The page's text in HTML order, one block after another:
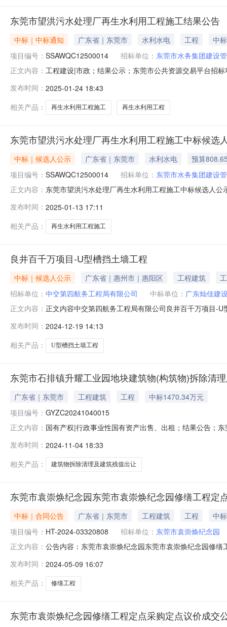
东莞市望洪污水处理厂再生水利用工程施工结果公告
中标｜中标通知 广东省｜东莞市 水利水电 工程
中
项目编号： SSAWQC12500014 招标单位： 东莞市水务集团建设
正文内容： 工程建设|市政；结果公示；东莞市公共资源交易平台招
号：SSAWQC12500014投资项目名称：东莞市望洪污
发布时间： 2025-01-24 18:43
相关产品：
再生水利用工程施工 再生水利用工程
东莞市望洪污水处理厂再生水利用工程施工中标候选
中标｜候选人公示 广东省｜东莞市 水利水电
预算
项目编号： SSAWQC12500014 招标单位： 东莞市水务集团建设
正文内容： 东莞市望洪污水处理厂再生水利用工程施工中标候选人
生水利用工程施工招标方式：公开招标招标场所：东莞
星
发布时间： 2025-01-13 17:11
相关产品：
再生水利用工程施工
良井百千万项目-U型槽挡土墙工程
中标｜候选人公示 广东省｜惠州市｜惠阳区 工程建筑
招标单位： 中交第四航务工程局有限公司 中标单位： 广东灿佳建
正文内容： 正文内容中交第四航务工程局有限公司良井百千万项目-
投标报价（元）1广东灿佳建设工程有限公司
发布时间： 2024-12-19 14:13
相关产品：
U型槽挡土墙工程
东莞市石排镇升耀工业园地块建筑物(构筑物)拆除清
广东省｜东莞市 工程建筑 工程
中标1470.34万元
项目编号： GYZC20241040015
正文内容： 国有产权|行政事业性国有资产出售、出租；结果公告；
GYZC20241040015标的名称：东莞市石排镇升耀工业
公司东莞
发布时间： 2024-11-04 18:33
相关产品：
建筑物拆除清理及建筑残值出让
东莞市袁崇焕纪念园东莞市袁崇焕纪念园修缮工程定
中标｜合同公告 广东省｜东莞市 工程建筑 工程
中
项目编号： HT-2024-03320808 招标单位： 东莞市袁崇焕纪念园
正文内容： 公告内容：东莞市袁崇焕纪念园东莞市袁崇焕纪念园修
市-市本级石碣镇崇焕东路38号（袁崇焕纪念园）联系*
发布时间： 2024-05-09 16:07
相关产品：
修缮工程
东莞市袁崇焕纪念园修缮工程定点采购定点议价成交